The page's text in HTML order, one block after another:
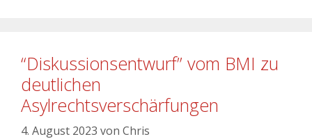
“Diskussionsentwurf” vom BMI zu
deutlichen
Asylrechtsverschärfungen
4. August 2023 von Chris